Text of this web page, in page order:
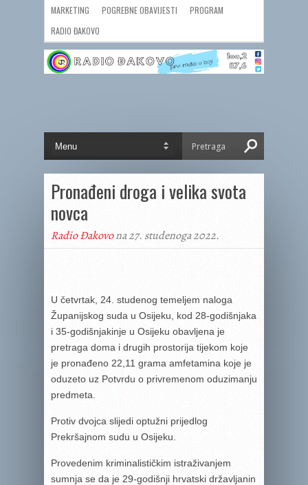
MARKETING POGREBNE OBAVIJESTI
PROGRAM
RADIO ĐAKOVO
Pronađeni droga i velika svota
novca
Radio Đakovona 27. studenoga 2022.
U četvrtak, 24. studenog temeljem naloga
Županijskog suda u Osijeku, kod 28-godišnjaka
i 35-godišnjakinje u Osijeku obavljena je
pretraga doma i drugih prostorija tijekom koje
je pronađeno 22,11 grama amfetamina koje je
oduzeto uz Potvrdu o privremenom oduzimanju
predmeta.
Protiv dvojca slijedi optužni prijedlog
Prekršajnom sudu u Osijeku.
Provedenim kriminalističkim istraživanjem
sumnja se da je 29-godišnji hrvatski državljanin